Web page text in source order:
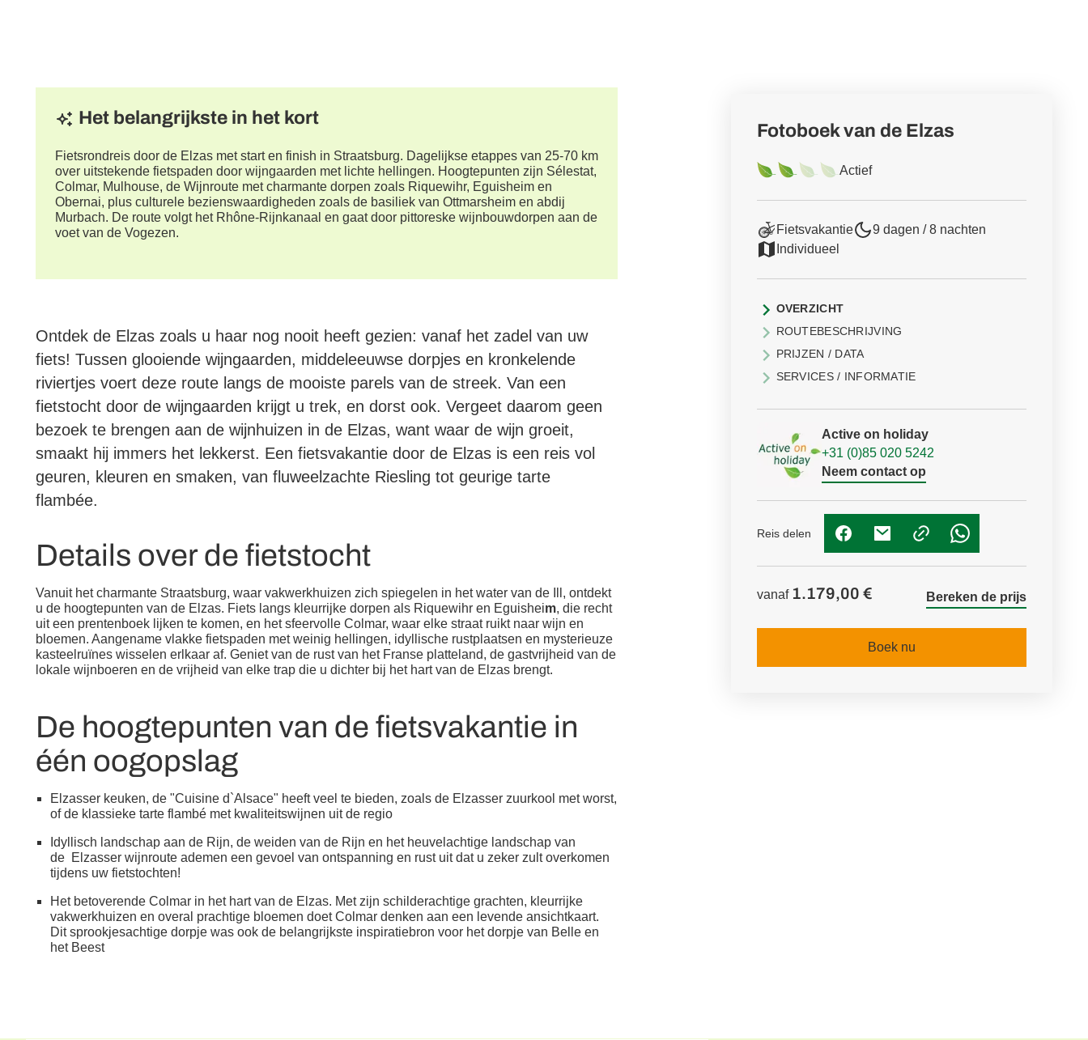
Het belangrijkste in het kort
Fietsrondreis door de Elzas met start en finish in Straatsburg. Dagelijkse etappes van 25-70 km
over uitstekende fietspaden door wijngaarden met lichte hellingen. Hoogtepunten zijn Sélestat,
Colmar, Mulhouse, de Wijnroute met charmante dorpen zoals Riquewihr, Eguisheim en
Obernai, plus culturele bezienswaardigheden zoals de basiliek van Ottmarsheim en abdij
Murbach. De route volgt het Rhône-Rijnkanaal en gaat door pittoreske wijnbouwdorpen aan de
voet van de Vogezen.
Ontdek de Elzas zoals u haar nog nooit heeft gezien: vanaf het zadel van uw
fiets! Tussen glooiende wijngaarden, middeleeuwse dorpjes en kronkelende
riviertjes voert deze route langs de mooiste parels van de streek. Van een
fietstocht door de wijngaarden krijgt u trek, en dorst ook. Vergeet daarom geen
bezoek te brengen aan de wijnhuizen in de Elzas, want waar de wijn groeit,
smaakt hij immers het lekkerst. Een fietsvakantie door de Elzas is een reis vol
geuren, kleuren en smaken, van fluweelzachte Riesling tot geurige tarte
flambée.
Details over de fietstocht
Vanuit het charmante Straatsburg, waar vakwerkhuizen zich spiegelen in het water van de Ill, ontdekt
u de hoogtepunten van de Elzas. Fiets langs kleurrijke dorpen als Riquewihr en Eguisheim, die recht
uit een prentenboek lijken te komen, en het sfeervolle Colmar, waar elke straat ruikt naar wijn en
bloemen. Aangename vlakke fietspaden met weinig hellingen, idyllische rustplaatsen en mysterieuze
kasteelruïnes wisselen erlkaar af. Geniet van de rust van het Franse platteland, de gastvrijheid van de
lokale wijnboeren en de vrijheid van elke trap die u dichter bij het hart van de Elzas brengt.
De hoogtepunten van de fietsvakantie in
één oogopslag
Elzasser keuken, de "Cuisine d`Alsace" heeft veel te bieden, zoals de Elzasser zuurkool met worst,
of de klassieke tarte flambé met kwaliteitswijnen uit de regio
Idyllisch landschap aan de Rijn, de weiden van de Rijn en het heuvelachtige landschap van
de
Elzasser wijnroute ademen een gevoel van ontspanning en rust uit dat u zeker zult overkomen
tijdens uw fietstochten!
Het betoverende Colmar in het hart van de Elzas. Met zijn schilderachtige grachten, kleurrijke
vakwerkhuizen en overal prachtige bloemen doet Colmar denken aan een levende ansichtkaart.
Dit sprookjesachtige dorpje was ook de belangrijkste inspiratiebron voor het dorpje van Belle en
het Beest
Fotoboek van de Elzas
Actief
Fietsvakantie
9 dagen / 8 nachten
Individueel
OVERZICHT
ROUTEBESCHRIJVING
PRIJZEN / DATA
SERVICES / INFORMATIE
Active on holiday
+31 (0)85 020 5242
Neem contact op
Reis delen
(Link opent in nieuw tabblad)
(Link opent in nieuw tabblad)
(Link opent in nieuw
vanaf 1.179,00 € Bereken de prijs
Boek nu